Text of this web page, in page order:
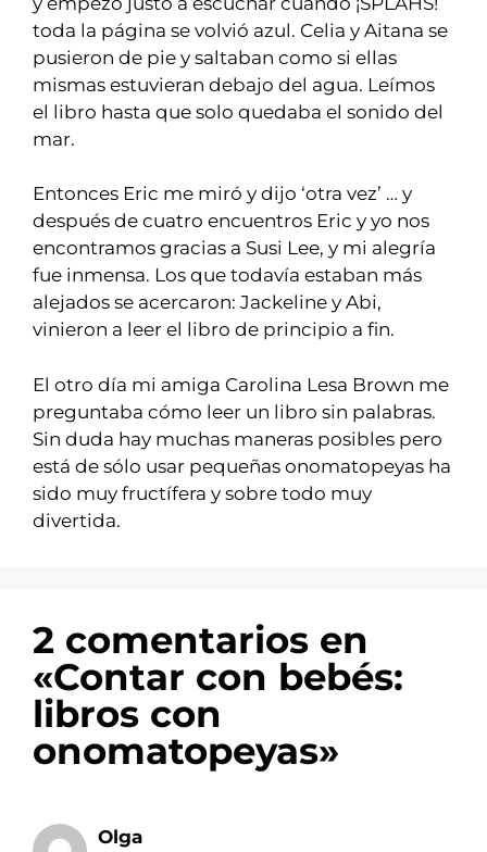
toda la página se volvió azul. Celia y Aitana se
pusieron de pie y saltaban como si ellas
mismas estuvieran debajo del agua. Leímos
el libro hasta que solo quedaba el sonido del
mar.
Entonces Eric me miró y dijo ‘otra vez’ … y
después de cuatro encuentros Eric y yo nos
encontramos gracias a Susi Lee, y mi alegría
fue inmensa. Los que todavía estaban más
alejados se acercaron: Jackeline y Abi,
vinieron a leer el libro de principio a fin.
El otro día mi amiga Carolina Lesa Brown me
preguntaba cómo leer un libro sin palabras.
Sin duda hay muchas maneras posibles pero
está de sólo usar pequeñas onomatopeyas ha
sido muy fructífera y sobre todo muy
divertida.
2 comentarios en
«Contar con bebés:
libros con
onomatopeyas»
Olga